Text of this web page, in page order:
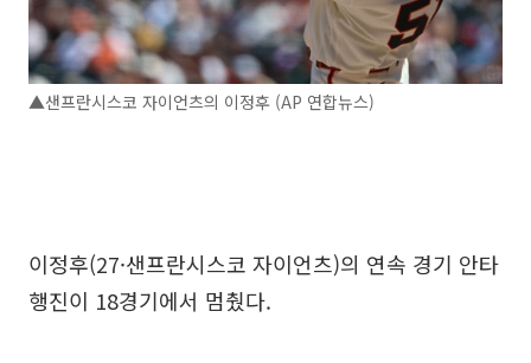
▲샌프란시스코 자이언츠의 이정후 (AP 연합뉴스)
이정후(27·샌프란시스코 자이언츠)의 연속 경기 안타
행진이 18경기에서 멈췄다.